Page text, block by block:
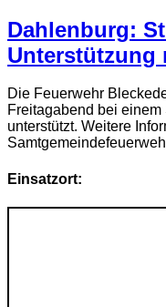
Dahlenburg:
Unterstützung
Die Feuerwehr
Freitagabend bei
unterstützt. Weitere
Einsatzort: